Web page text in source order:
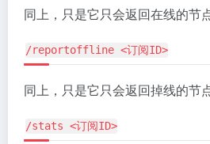
同上，只是它只会返回在线的节
/reportoffline <订阅ID>
同上，只是它只会返回掉线的节
/stats <订阅ID>